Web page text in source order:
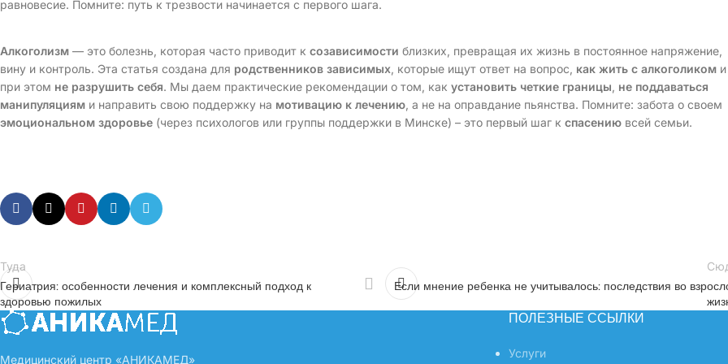
равновесие. Помните: путь к трезвости начинается с первого шага.
Алкоголизм — это болезнь, которая часто приводит к созависимости близких, превращая их жизнь в постоянное напряжение,
вину и контроль. Эта статья создана для родственников зависимых , которые ищут ответ на вопрос, как жить с алкоголиком и
при этом не разрушить себя. Мы даем практические рекомендации о том, как установить четкие границы не поддаваться
манипуляциям и направить свою поддержку на мотивацию к лечению , а не на оправдание пьянства. Помните: забота о своем
эмоциональном здоровье (через психологов или группы поддержки в Минске) – это первый шаг к спасению всей семьи.
Туда
Гериатрия: особенности лечения и комплексный подход к
здоровью пожилых
Если мнение ребенка не учитывалось: последствия во
Медицинский центр «АНИКАМЕД»
ПОЛЕЗНЫЕ ССЫЛКИ
Услуги